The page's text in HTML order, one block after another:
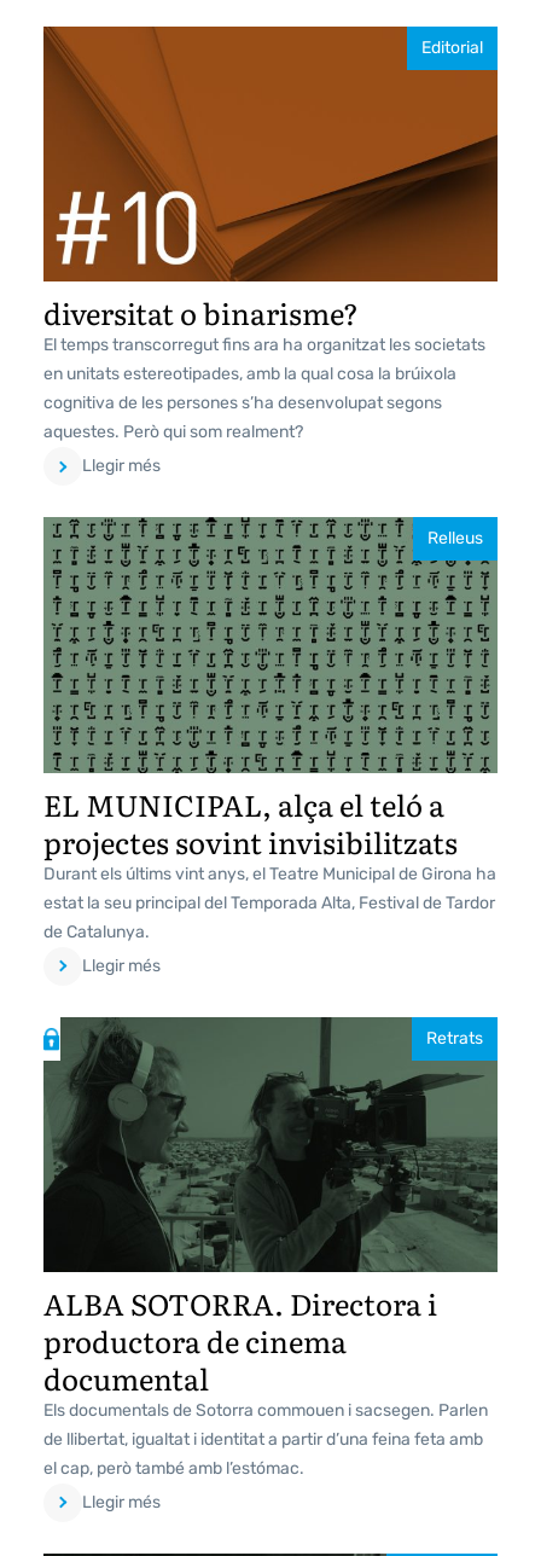
Editorial
diversitat o binarisme?
El temps transcorregut fins ara ha organitzat les societats
en unitats estereotipades, amb la qual cosa la brúixola
cognitiva de les persones s’ha desenvolupat segons
aquestes. Però qui som realment?
Llegir més
Relleus
EL MUNICIPAL, alça el teló a
projectes sovint invisibilitzats
Durant els últims vint anys, el Teatre Municipal de Girona ha
estat la seu principal del Temporada Alta, Festival de Tardor
de Catalunya.
Llegir més
Retrats
ALBA SOTORRA. Directora i
productora de cinema
documental
Els documentals de Sotorra commouen i sacsegen. Parlen
de llibertat, igualtat i identitat a partir d’una feina feta amb
el cap, però també amb l’estómac.
Llegir més